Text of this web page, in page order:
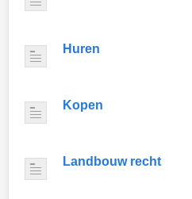
Huren
Kopen
Landbouw recht